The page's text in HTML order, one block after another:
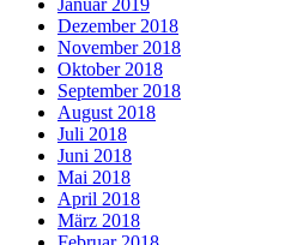
Januar 2019
Dezember 2018
November 2018
Oktober 2018
September 2018
August 2018
Juli 2018
Juni 2018
Mai 2018
April 2018
März 2018